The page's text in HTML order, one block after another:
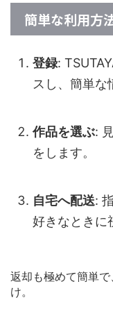
簡単な利用方
登録:
スし、簡単な
作品を選ぶ:
をします。
自宅へ配送:
好きなときに
返却も極めて簡単
け。